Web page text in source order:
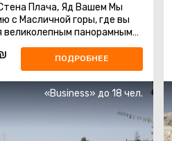
Плача, Яд Вашем Мы
с Масличной горы, где вы
панорамным
видом на город. Затем мы отправимся ...
ПОДРОБНЕЕ
«Business» до 18 чел.